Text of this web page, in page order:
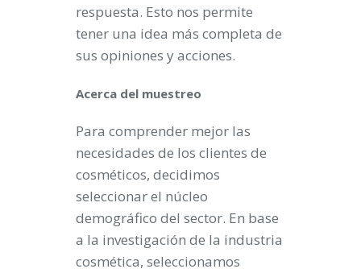
respuesta. Esto nos permite
tener una idea más completa de
sus opiniones y acciones.
Acerca del muestreo
Para comprender mejor las
necesidades de los clientes de
cosméticos, decidimos
seleccionar el núcleo
demográfico del sector. En base
a la investigación de la industria
cosmética, seleccionamos